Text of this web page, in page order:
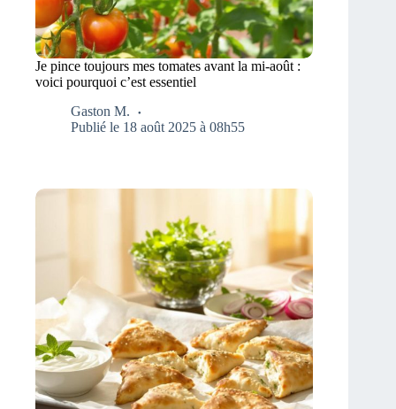
Je pince toujours mes tomates avant la mi-août :
voici pourquoi c’est essentiel
Gaston M.
Publié le 18 août 2025 à 08h55